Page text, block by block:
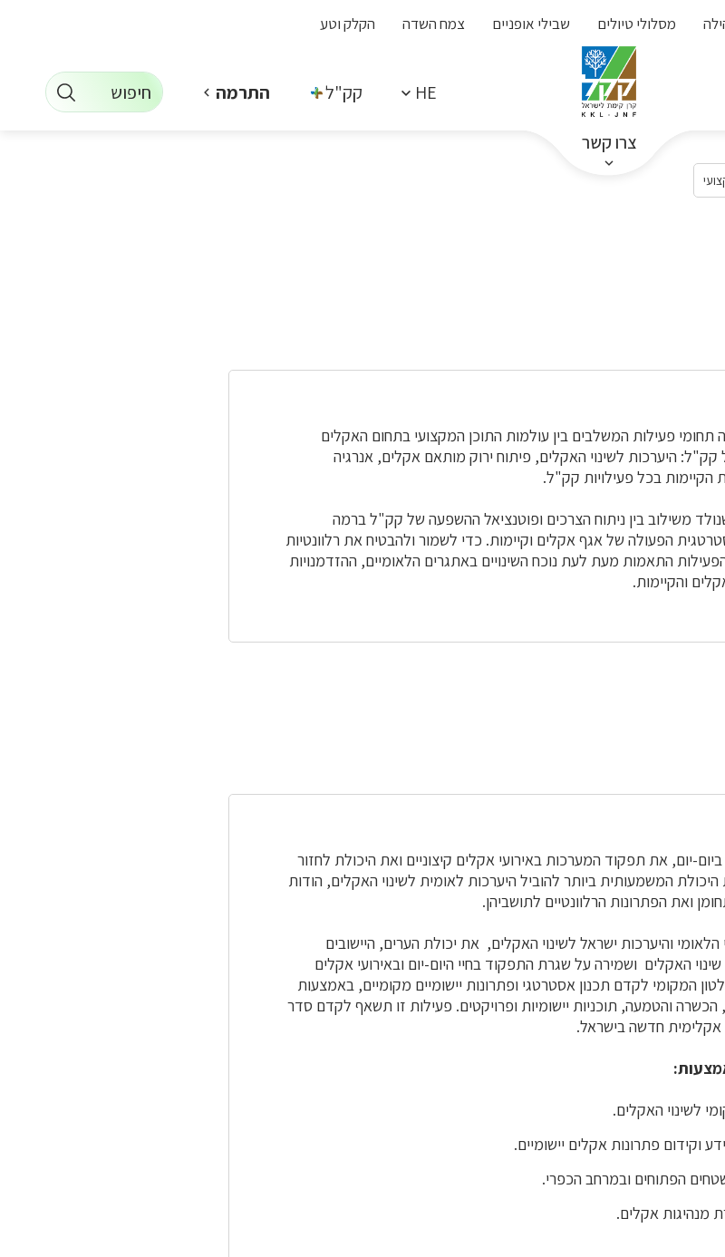
מסלולי טיולים שבילי אופניים צמח השדה הקלק וטע
צרו קשר
HE קק"ל + התרמה חיפוש
פעילות המשלבים בין עולמות התוכן המקצועי בתחום האקלים
קק"ל: היערכות לשינוי האקלים, פיתוח ירוק מותאם אקלים, אנרגיה
בכל פעילויות קק"ל.
משילוב בין ניתוח הצרכים ופוטנציאל ההשפעה של קק"ל ברמה
הפעולה של אגף אקלים וקיימות. כדי לשמור ולהבטיח את רלוונטיות
התאמות מעת לעת נוכח השינויים באתגרים הלאומיים, ההזדמנויות
והקיימות.
יום, את תפקוד המערכות באירועי אקלים קיצוניים ואת היכולת לחזור
המשמעותית ביותר להוביל היערכות לאומית לשינוי האקלים, הודות
ואת הפתרונות הרלוונטיים לתושביהן.
והיערכות ישראל לשינוי האקלים, את יכולת הערים, היישובים
האקלים ושמירה על שגרת התפקוד בחיי היום-יום ובאירועי אקלים
המקומי לקדם תכנון אסטרטגי ופתרונות יישומיים מקומיים, באמצעות
והטמעה, תוכניות יישומיות ופרויקטים. פעילות זו תשאף לקדם סדר
אקלימית חדשה בישראל.
לשינוי האקלים.
וקידום פתרונות אקלים יישומיים.
הפתוחים ובמרחב הכפרי.
מנהיגות אקלים.